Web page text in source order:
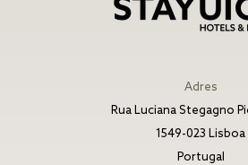
Adres
Rua Luciana Stegagno
1549-023 Lisboa
Portugal